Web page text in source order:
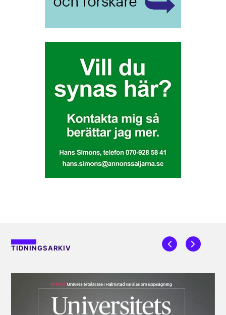
TIDNINGSARKIV